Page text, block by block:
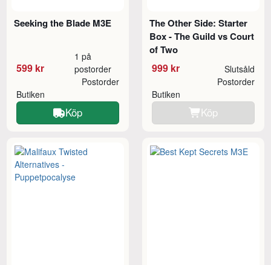
Seeking the Blade M3E
599 kr
1 på
postorder
Butiken
Postorder
Köp
The Other Side: Starter
Box - The Guild vs Court
of Two
999 kr Slutsåld
Butiken
Postorder
Köp